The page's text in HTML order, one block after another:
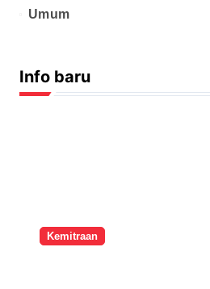
Umum
Info baru
Kemitraan